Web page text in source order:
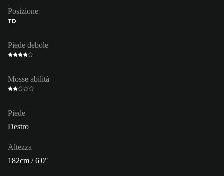
Posizione
TD
Piede debole
Mosse abilità
Piede
Destro
Altezza
182cm / 6'0"